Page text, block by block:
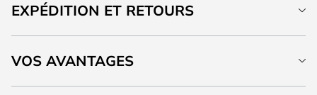
EXPÉDITION ET RETOURS
VOS AVANTAGES